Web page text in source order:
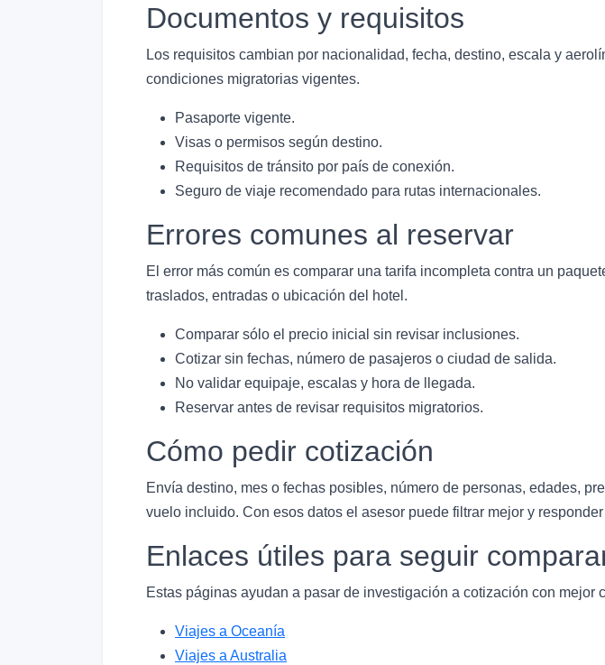
Documentos y requisitos
Los requisitos cambian por nacionalidad, fecha, destino, escala y
condiciones migratorias vigentes.
Pasaporte vigente.
Visas o permisos según destino.
Requisitos de tránsito por país de conexión.
Seguro de viaje recomendado para rutas internacionales.
Errores comunes al reservar
El error más común es comparar una tarifa incompleta contra un
traslados, entradas o ubicación del hotel.
Comparar sólo el precio inicial sin revisar inclusiones.
Cotizar sin fechas, número de pasajeros o ciudad de salida.
No validar equipaje, escalas y hora de llegada.
Reservar antes de revisar requisitos migratorios.
Cómo pedir cotización
Envía destino, mes o fechas posibles, número de personas, edades,
vuelo incluido. Con esos datos el asesor puede filtrar mejor y
Enlaces útiles para seguir
Estas páginas ayudan a pasar de investigación a cotización con mejor
Viajes a Oceanía
Viajes a Australia